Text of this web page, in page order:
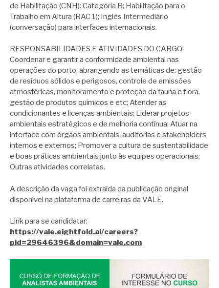
de Habilitação (CNH): Categoria B; Habilitação para o
Trabalho em Altura (RAC 1); Inglês Intermediário
(conversação) para interfaces internacionais.
RESPONSABILIDADES E ATIVIDADES DO CARGO:
Coordenar e garantir a conformidade ambiental nas
operações do porto, abrangendo as temáticas de: gestão
de resíduos sólidos e perigosos, controle de emissões
atmosféricas, monitoramento e proteção da fauna e flora,
gestão de produtos químicos e etc; Atender as
condicionantes e licenças ambientais; Liderar projetos
ambientais estratégicos e de melhoria contínua; Atuar na
interface com órgãos ambientais, auditorias e stakeholders
internos e externos; Promover a cultura de sustentabilidade
e boas práticas ambientais junto às equipes operacionais;
Outras atividades correlatas.
A descrição da vaga foi extraída da publicação original
disponível na plataforma de carreiras da VALE.
Link para se candidatar:
https://vale.eightfold.ai/careers?
pid=29646396&domain=vale.com